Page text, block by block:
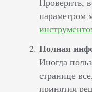
параметром
Полная
Иногда
странице
принятия